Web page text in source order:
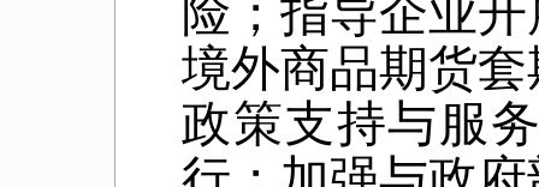
险；指导企业
境外商品期货
政策支持与服